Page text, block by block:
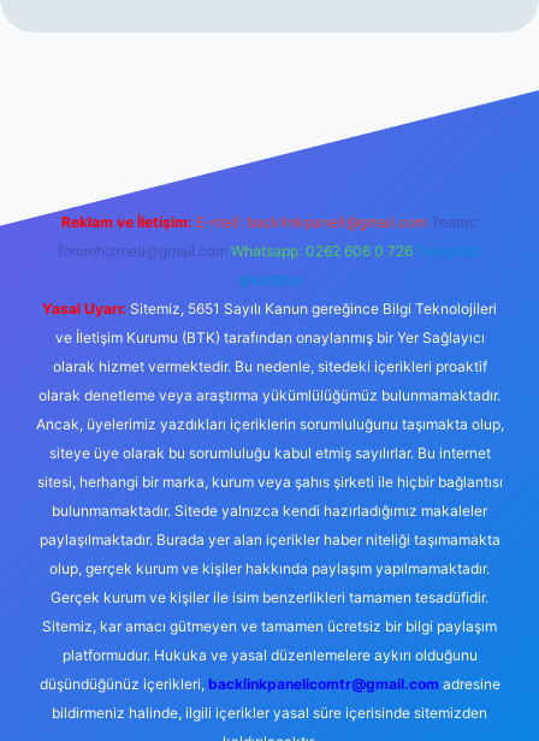
Reklam ve İletişim: E-mail: backlinkpaneli@gmail.com Teams:
forumhizmeti@gmail.com Whatsapp: 0262 606 0 726 Telegram:
@karabul
Yasal Uyarı: Sitemiz, 5651 Sayılı Kanun gereğince Bilgi Teknolojileri
ve İletişim Kurumu (BTK) tarafından onaylanmış bir Yer Sağlayıcı
olarak hizmet vermektedir. Bu nedenle, sitedeki içerikleri proaktif
olarak denetleme veya araştırma yükümlülüğümüz bulunmamaktadır.
Ancak, üyelerimiz yazdıkları içeriklerin sorumluluğunu taşımakta olup,
siteye üye olarak bu sorumluluğu kabul etmiş sayılırlar. Bu internet
sitesi, herhangi bir marka, kurum veya şahıs şirketi ile hiçbir bağlantısı
bulunmamaktadır. Sitede yalnızca kendi hazırladığımız makaleler
paylaşılmaktadır. Burada yer alan içerikler haber niteliği taşımamakta
olup, gerçek kurum ve kişiler hakkında paylaşım yapılmamaktadır.
Gerçek kurum ve kişiler ile isim benzerlikleri tamamen tesadüfidir.
Sitemiz, kar amacı gütmeyen ve tamamen ücretsiz bir bilgi paylaşım
platformudur. Hukuka ve yasal düzenlemelere aykırı olduğunu
düşündüğünüz içerikleri, backlinkpanelicomtr@gmail.comadresine
bildirmeniz halinde, ilgili içerikler yasal süre içerisinde sitemizden